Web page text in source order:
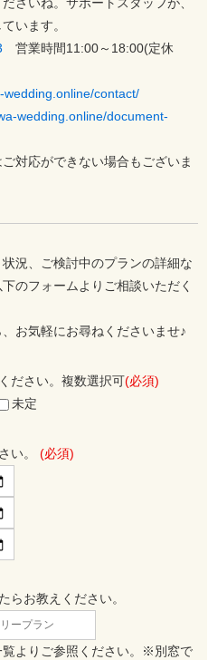
さいね。サポートスタッフが、
います。
営業時間11:00～18:00(定休
wedding.online/contact/
wedding.online/document-
対応ができない場合もございま
況、ご検討中のプランの詳細な
のフォームよりご相談いただく
お気軽にお尋ねくださいませ♪
ださい。複数選択可(必須)
未定
い。(必須)
らお教えください。
よりご参照ください。※別窓で